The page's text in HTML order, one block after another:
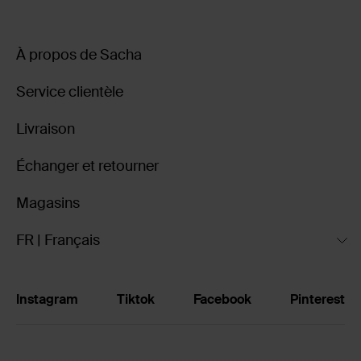
À propos de Sacha
Service clientèle
Livraison
Échanger et retourner
Magasins
FR | Français
Instagram Tiktok Facebook Pinterest